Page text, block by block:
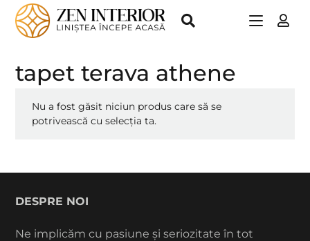
tapet terava athene
Nu a fost găsit niciun produs care să se
potrivească cu selecția ta.
DESPRE NOI
Ne implicăm cu pasiune și seriozitate în tot